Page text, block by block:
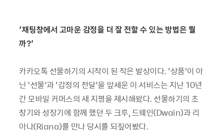
‘채팅창에서 고마운 감정을 더 잘 전할 수 있는 방법은 뭘
까?’
카카오톡 선물하기의 시작이 된 작은 발상이다. ‘상품’이 아
닌 ‘선물’과 ‘감정의 전달’을 앞세운 이 서비스는 지난 10년
간 모바일 커머스의 새 지평을 제시해왔다. 선물하기의 초
창기와 성장기에 함께 했던 두 크루, 드웨인(Dwain)과 리
아나(Riana)를 만나 당시를 되짚어봤다.